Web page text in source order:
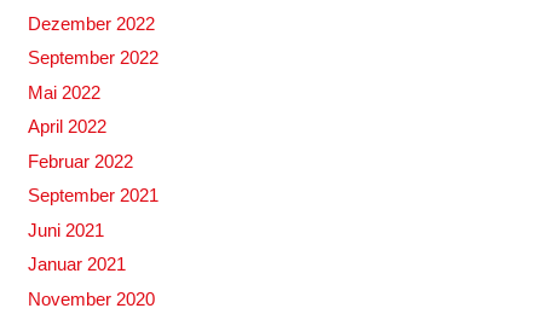
Dezember 2022
September 2022
Mai 2022
April 2022
Februar 2022
September 2021
Juni 2021
Januar 2021
November 2020